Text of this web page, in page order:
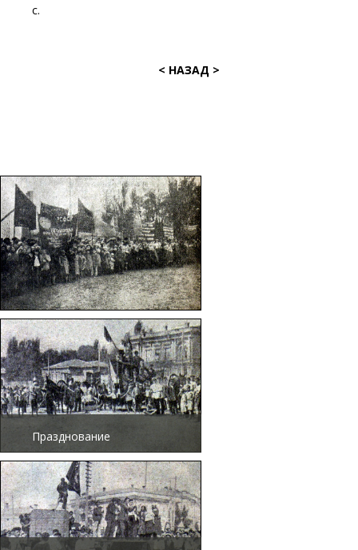
с.
< НАЗАД >
Октябрьские торжества в
Царицыне. Школьники и
пионеры на параде
Празднование
«Международного юношеского
дня». Телега с троном, где
восседают «генерал, поп и
капитал»